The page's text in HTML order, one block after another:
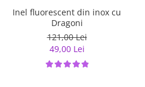
Inel fluorescent din inox cu
Dragoni
121,00 Lei
49,00 Lei